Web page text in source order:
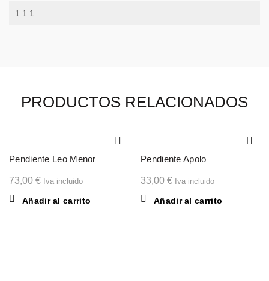
PRODUCTOS RELACIONADOS
Pendiente Leo Menor
73,00 € Iva incluido
Añadir al carrito
Pendiente Apolo
33,00 € Iva incluido
Añadir al carrito